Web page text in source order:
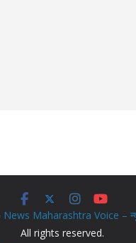
News Maharashtra Voice – न्युज
All rights reserved.